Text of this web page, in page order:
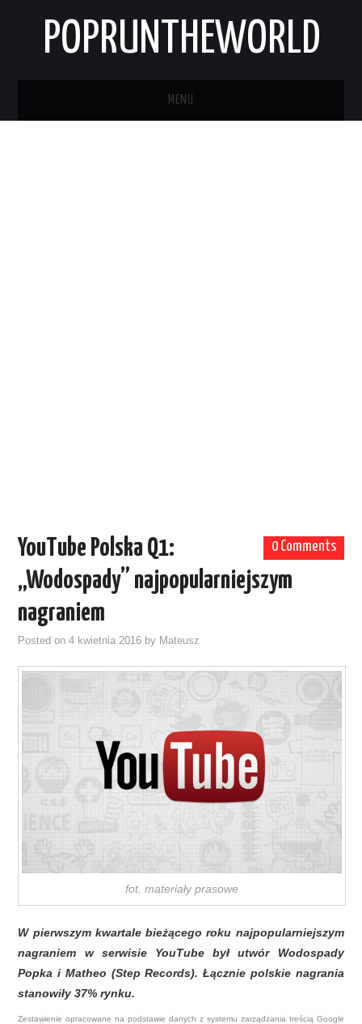
POPRUNTHEWORLD
MENU
0 Comments
YouTube Polska Q1:
„Wodospady” najpopularniejszym
nagraniem
Posted on4 kwietnia 2016 by Mateusz
fot. materiały prasowe
W pierwszym kwartale bieżącego roku najpopularniejszym
nagraniem w serwisie YouTube był utwór Wodospady
Popka i Matheo (Step Records). Łącznie polskie nagrania
stanowiły 37% rynku.
Zestawienie opracowane na podstawie danych z systemu zarządzania treścią Google